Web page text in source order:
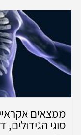
ממצאים
סוגי הגידולים,